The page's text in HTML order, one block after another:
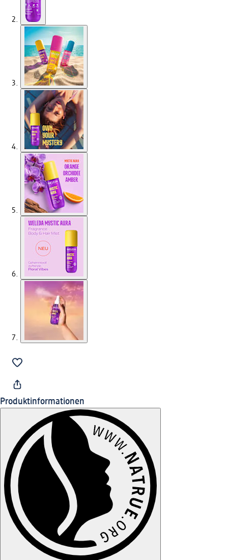
Produktinformationen